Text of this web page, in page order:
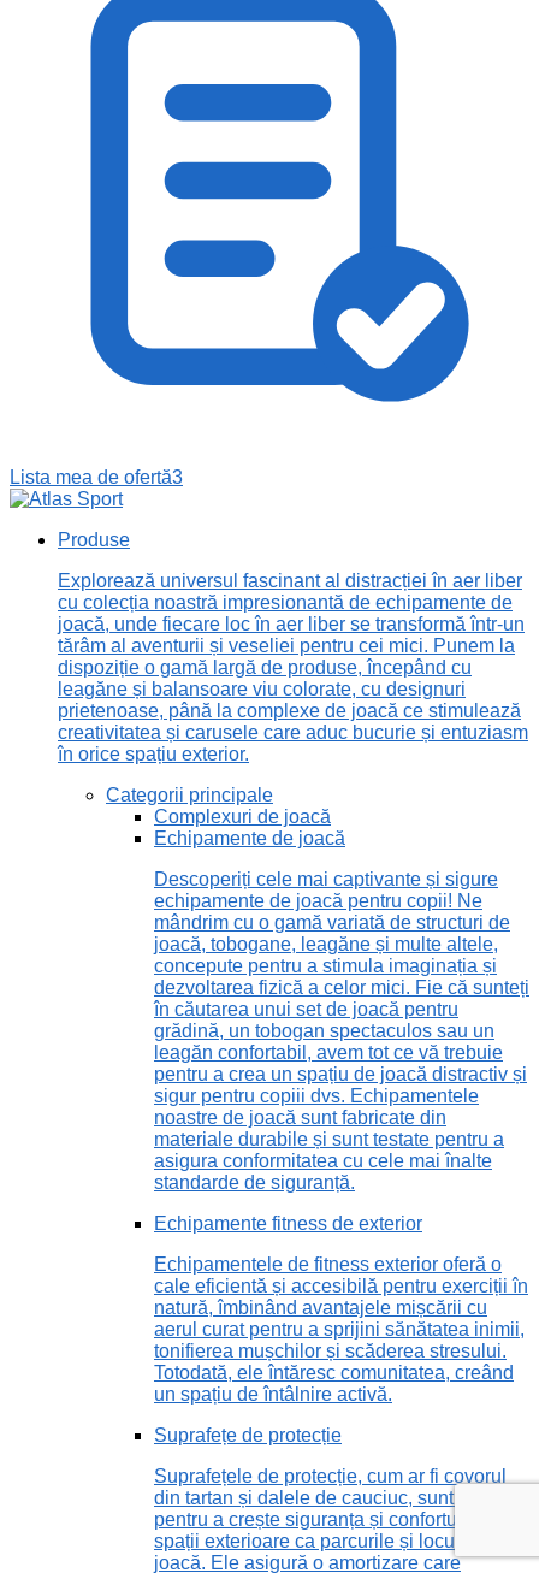
Lista mea de ofertă3
Produse
Explorează universul fascinant al distracției în aer liber
cu colecția noastră impresionantă de echipamente de
joacă, unde fiecare loc în aer liber se transformă într-un
tărâm al aventurii și veseliei pentru cei mici. Punem la
dispoziție o gamă largă de produse, începând cu
leagăne și balansoare viu colorate, cu designuri
prietenoase, până la complexe de joacă ce stimulează
creativitatea și carusele care aduc bucurie și entuziasm
în orice spațiu exterior.
Categorii principale
Complexuri de joacă
Echipamente de joacă
Descoperiți cele mai captivante și sigure
echipamente de joacă pentru copii! Ne
mândrim cu o gamă variată de structuri de
joacă, tobogane, leagăne și multe altele,
concepute pentru a stimula imaginația și
dezvoltarea fizică a celor mici. Fie că sunteți
în căutarea unui set de joacă pentru
grădină, un tobogan spectaculos sau un
leagăn confortabil, avem tot ce vă trebuie
pentru a crea un spațiu de joacă distractiv și
sigur pentru copiii dvs. Echipamentele
noastre de joacă sunt fabricate din
materiale durabile și sunt testate pentru a
asigura conformitatea cu cele mai înalte
standarde de siguranță.
Echipamente fitness de exterior
Echipamentele de fitness exterior oferă o
cale eficientă și accesibilă pentru exerciții în
natură, îmbinând avantajele mișcării cu
aerul curat pentru a sprijini sănătatea inimii,
tonifierea mușchilor și scăderea stresului.
Totodată, ele întăresc comunitatea, creând
un spațiu de întâlnire activă.
Suprafețe de protecție
Suprafețele de protecție, cum ar fi covorul
din tartan și dalele de cauciuc, sunt vitale
pentru a crește siguranța și confortul în
spații exterioare ca parcurile și locurile de
joacă. Ele asigură o amortizare care